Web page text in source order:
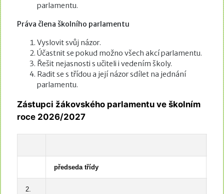
parlamentu.
Práva člena školního parlamentu
Vyslovit svůj názor.
Účastnit se pokud možno všech akcí parlamentu.
Řešit nejasnosti s učiteli i vedením školy.
Radit se s třídou a její názor sdílet na jednání
parlamentu.
Zástupci žákovského parlamentu ve školním
roce 2026/2027
předseda třídy
2.